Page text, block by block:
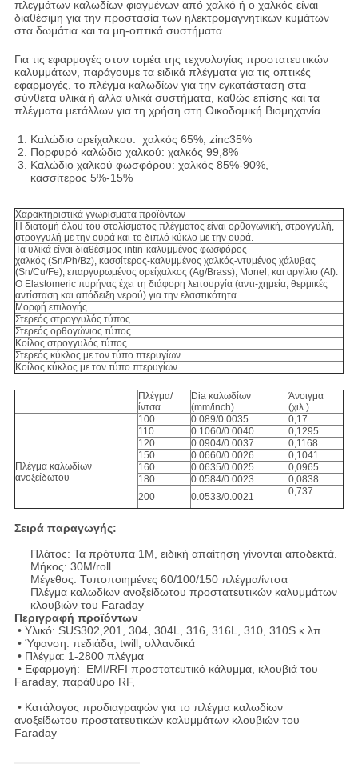
πλεγμάτων καλωδίων φιαγμένων από χαλκό ή ο χαλκός είναι
διαθέσιμη για την προστασία των ηλεκτρομαγνητικών κυμάτων
στα δωμάτια και τα μη-οπτικά συστήματα.
Για τις εφαρμογές στον τομέα της τεχνολογίας προστατευτικών
καλυμμάτων, παράγουμε τα ειδικά πλέγματα για τις οπτικές
εφαρμογές, το πλέγμα καλωδίων για την εγκατάσταση στα
σύνθετα υλικά ή άλλα υλικά συστήματα, καθώς επίσης και τα
πλέγματα μετάλλων για τη χρήση στη Οικοδομική Βιομηχανία.
Καλώδιο ορείχαλκου: χαλκός 65%, zinc35%
Πορφυρό καλώδιο χαλκού: χαλκός 99,8%
Καλώδιο χαλκού φωσφόρου: χαλκός 85%-90%,
κασσίτερος 5%-15%
Χαρακτηριστικά γνωρίσματα προϊόντων
Η διατομή όλου του στολίσματος πλέγματος είναι ορθογωνική, στρογγυλή,
στρογγυλή με την ουρά και το διπλό κύκλο με την ουρά.
Τα υλικά είναι διαθέσιμος intin-καλυμμένος φωσφόρος
χαλκός (Sn/Ph/Bz), κασσίτερος-καλυμμένος χαλκός-ντυμένος χάλυβας
(Sn/Cu/Fe), επαργυρωμένος ορείχαλκος (Ag/Brass), Monel, και αργίλιο (Al).
Ο Elastomeric πυρήνας έχει τη διάφορη λειτουργία (αντι-χημεία, θερμικές
αντίσταση και απόδειξη νερού) για την ελαστικότητα.
Μορφή επιλογής
Στερεός στρογγυλός τύπος
Στερεός ορθογώνιος τύπος
Κοίλος στρογγυλός τύπος
Στερεός κύκλος με τον τύπο πτερυγίων
Κοίλος κύκλος με τον τύπο πτερυγίων
Πλέγμα/
ίντσα
Dia καλωδίων
(mm/inch)
Άνοιγμα
(χιλ.)
Πλέγμα καλωδίων
ανοξείδωτου
100 0.089/0.0035
0,17
110
0.1060/0.0040
0,1295
120
0.0904/0.0037
0,1168
150
0.0660/0.0026
0,1041
160
0.0635/0.0025
0,0965
180
0.0584/0.0023
0,0838
200
0.0533/0.0021 0,737
Σειρά παραγωγής:
Πλάτος: Τα πρότυπα 1M, ειδική απαίτηση γίνονται αποδεκτά.
Μήκος: 30M/roll
Μέγεθος: Τυποποιημένες 60/100/150 πλέγμα/ίντσα
Πλέγμα καλωδίων ανοξείδωτου προστατευτικών καλυμμάτων
κλουβιών του Faraday
Περιγραφή προϊόντων
• Υλικό: SUS302,201, 304, 304L, 316, 316L, 310, 310S κ.λπ.
• Ύφανση: πεδιάδα, twill, ολλανδικά
• Πλέγμα: 1-2800 πλέγμα
• Εφαρμογή: EMI/RFI προστατευτικό κάλυμμα, κλουβιά του
Faraday, παράθυρο RF,
• Κατάλογος προδιαγραφών για το πλέγμα καλωδίων
ανοξείδωτου προστατευτικών καλυμμάτων κλουβιών του
Faraday